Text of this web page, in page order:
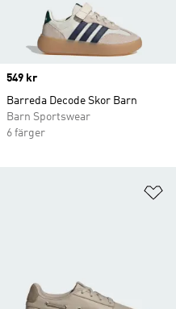
Price
549 kr
Barreda Decode Skor Barn
Barn Sportswear
6 färger